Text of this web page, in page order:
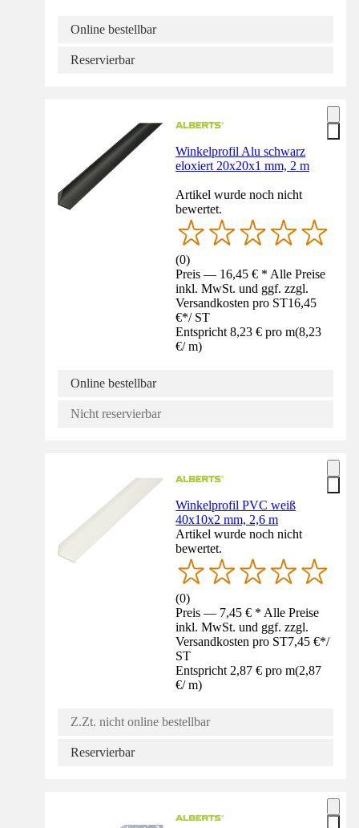
Online bestellbar
Reservierbar
Winkelprofil Alu schwarz
eloxiert 20x20x1 mm, 2 m
Artikel wurde noch nicht
bewertet.
(0)
Preis — 16,45 € * Alle Preise
inkl. MwSt. und ggf. zzgl.
Versandkosten pro ST16,45
€*/ ST
Entspricht 8,23 € pro m(8,23
€/ m)
Online bestellbar
Nicht reservierbar
Winkelprofil PVC weiß
40x10x2 mm, 2,6 m
Artikel wurde noch nicht
bewertet.
(0)
Preis — 7,45 € * Alle Preise
inkl. MwSt. und ggf. zzgl.
Versandkosten pro ST7,45 €*/
ST
Entspricht 2,87 € pro m(2,87
€/ m)
Z.Zt. nicht online bestellbar
Reservierbar